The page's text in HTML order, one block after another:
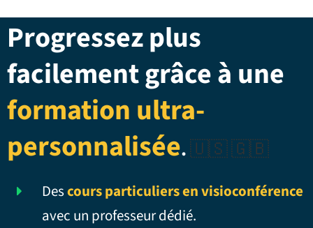
Progressez plus
facilement grâce à une
formation ultra-
personnalisée.🇺🇸 🇬🇧
Descours particuliers en visioconférence
avec un professeur dédié.